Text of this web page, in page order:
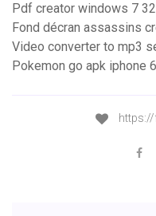
Pdf creator windows 7
Fond décran assassins
Video converter to mp3
Pokemon go apk iphone 6